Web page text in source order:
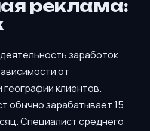
реклама:
заработок
от
географии клиентов.
обычно зарабатывает 15
Специалист среднего